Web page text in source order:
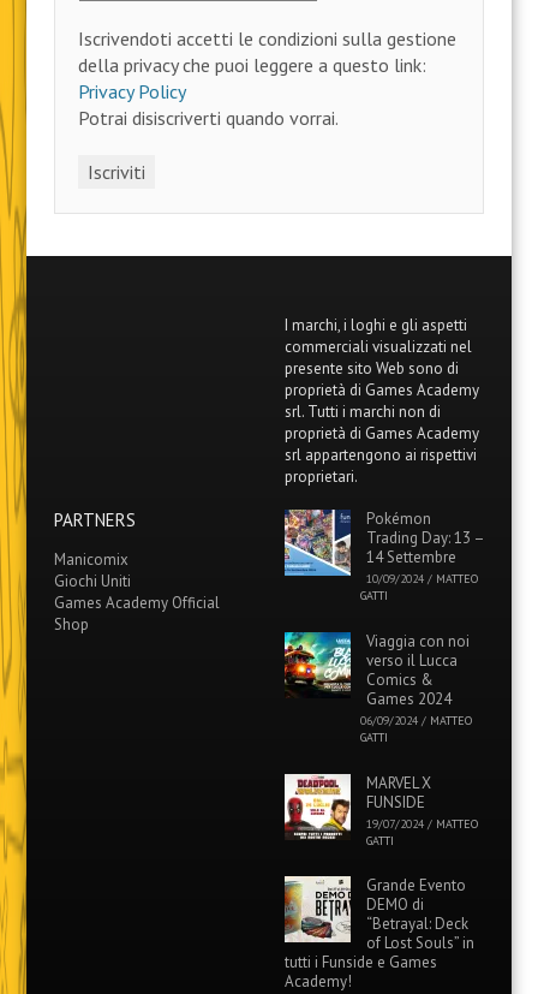
Iscrivendoti accetti le condizioni sulla gestione
della privacy che puoi leggere a questo link:
Privacy Policy
Potrai disiscriverti quando vorrai.
I marchi, i loghi e gli aspetti
commerciali visualizzati nel
presente sito Web sono di
proprietà di Games Academy
srl. Tutti i marchi non di
proprietà di Games Academy
srl appartengono ai rispettivi
proprietari.
PARTNERS
Manicomix
Giochi Uniti
Games Academy Official
Shop
Pokémon
Trading Day: 13 –
14 Settembre
10/09/2024 / MATTEO
GATTI
Viaggia con noi
verso il Lucca
Comics &
Games 2024
06/09/2024 / MATTEO
GATTI
MARVEL X
FUNSIDE
19/07/2024 / MATTEO
GATTI
Grande Evento
DEMO di
“Betrayal: Deck
of Lost Souls” in
tutti i Funside e Games
Academy!